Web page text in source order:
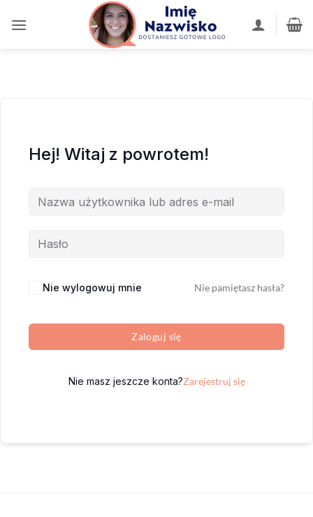
Hej! Witaj z powrotem!
Nie wylogowuj mnie Nie pamiętasz hasła?
Zaloguj się
Nie masz jeszcze konta?Zarejestruj się